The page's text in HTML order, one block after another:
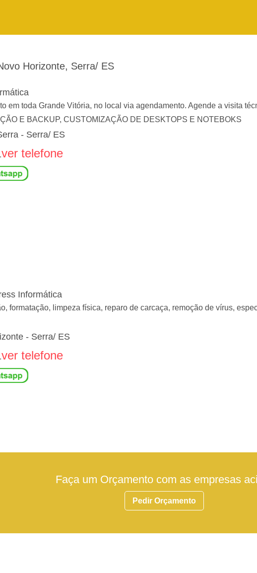
Horizonte, Serra/ ES
em toda Grande Vitória, no local via agendamento. Agende a visita
E BACKUP, CUSTOMIZAÇÃO DE DESKTOPS E NOTEBOKS
- Serra/ ES
ver telefone
Informática
formatação, limpeza física, reparo de carcaça, remoção de vírus,
- Serra/ ES
ver telefone
Faça um Orçamento com as empresas
Pedir Orçamento